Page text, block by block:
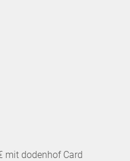
mit dodenhof Card